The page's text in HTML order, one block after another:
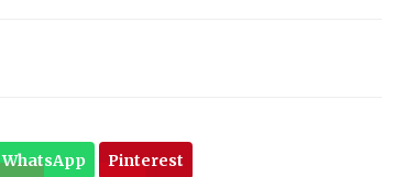
WhatsApp Pinterest